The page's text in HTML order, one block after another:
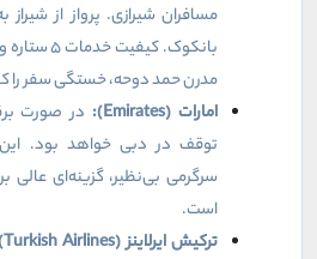
مسافران شیرازی. پرواز از
بانکوک.
مدرن حمد دوحه، خستگی سفر
امارات (Emirates
): در صورت
توقف در دبی خواهد بود. این
سرگرمی بی‌نظیر، گزینه‌ای عالی
است.
ترکیش ایرلاینز (Turkish Airlines